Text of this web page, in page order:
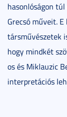
hasonlóságon
Grecsó műveit.
társművészetek
hogy mindkét
os és Miklauzic
interpretációs